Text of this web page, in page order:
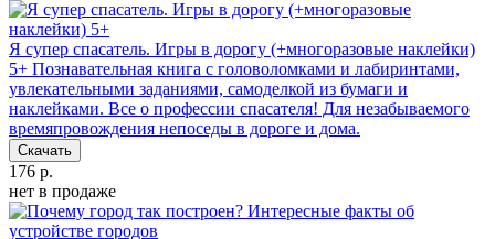
Я супер спасатель. Игры в дорогу (+многоразовые наклейки)
5+ Познавательная книга с головоломками и лабиринтами,
увлекательными заданиями, самоделкой из бумаги и
наклейками. Все о профессии спасателя! Для незабываемого
времяпровождения непоседы в дороге и дома.
Скачать
176 р.
нет в продаже